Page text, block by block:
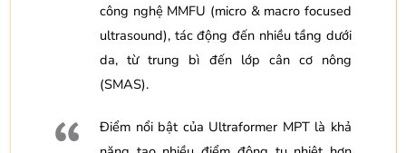
công nghệ MMFU (micro & macro focused
ultrasound), tác động đến nhiều tầng dưới
da, từ trung bì đến lớp cân cơ nông
(SMAS).
Điểm nổi bật của Ultraformer MPT là khả